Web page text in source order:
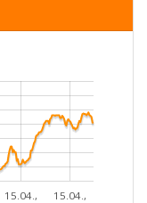
15.04.,
15.04.,